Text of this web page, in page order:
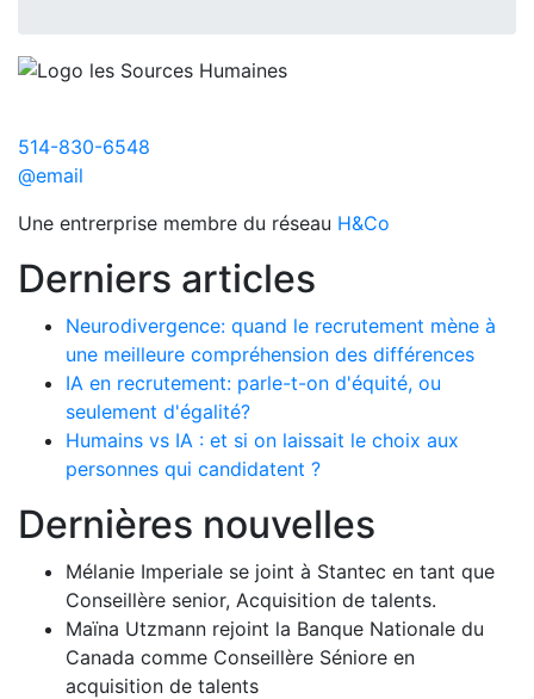
514-830-6548
@email
Une entrerprise membre du réseau H&Co
Derniers articles
Neurodivergence: quand le recrutement mène à
une meilleure compréhension des différences
IA en recrutement: parle-t-on d'équité, ou
seulement d'égalité?
Humains vs IA : et si on laissait le choix aux
personnes qui candidatent ?
Dernières nouvelles
Mélanie Imperiale se joint à Stantec en tant que
Conseillère senior, Acquisition de talents.
Maïna Utzmann rejoint la Banque Nationale du
Canada comme Conseillère Séniore en
acquisition de talents